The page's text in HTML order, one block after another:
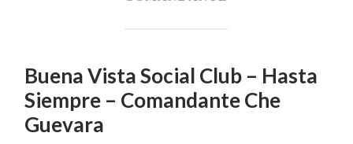
Buena Vista Social Club – Hasta
Siempre – Comandante Che
Guevara